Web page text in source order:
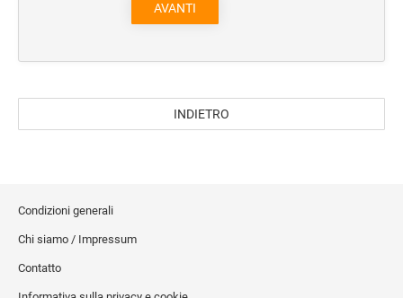
TESSILE E CAPPELLINI
Polo
Sciarpe
AVANTI
INDIETRO
Condizioni generali
Chi siamo / Impressum
Contatto